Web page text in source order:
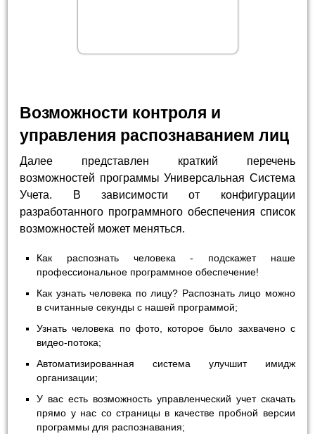
Возможности контроля и
управления распознаванием лиц
Далее представлен краткий перечень
возможностей программы Универсальная Система
Учета. В зависимости от конфигурации
разработанного программного обеспечения список
возможностей может меняться.
Как распознать человека - подскажет наше
профессиональное программное обеспечение!
Как узнать человека по лицу? Распознать лицо можно
в считанные секунды с нашей программой;
Узнать человека по фото, которое было захвачено с
видео-потока;
Автоматизированная система улучшит имидж
организации;
У вас есть возможность управленческий учет скачать
прямо у нас со страницы в качестве пробной версии
программы для распознавания;